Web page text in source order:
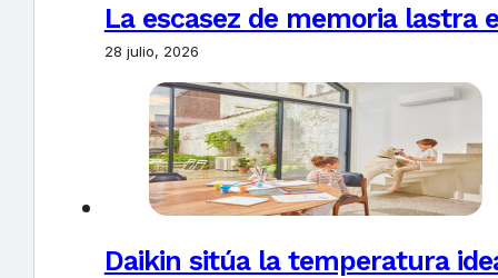
La escasez de memoria lastra
28 julio, 2026
Daikin sitúa la temperatura